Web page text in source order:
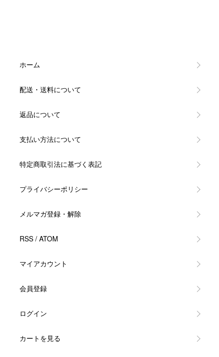
ホーム
配送・送料について
返品について
支払い方法について
特定商取引法に基づく表記
プライバシーポリシー
メルマガ登録・解除
RSS / ATOM
マイアカウント
会員登録
ログイン
カートを見る